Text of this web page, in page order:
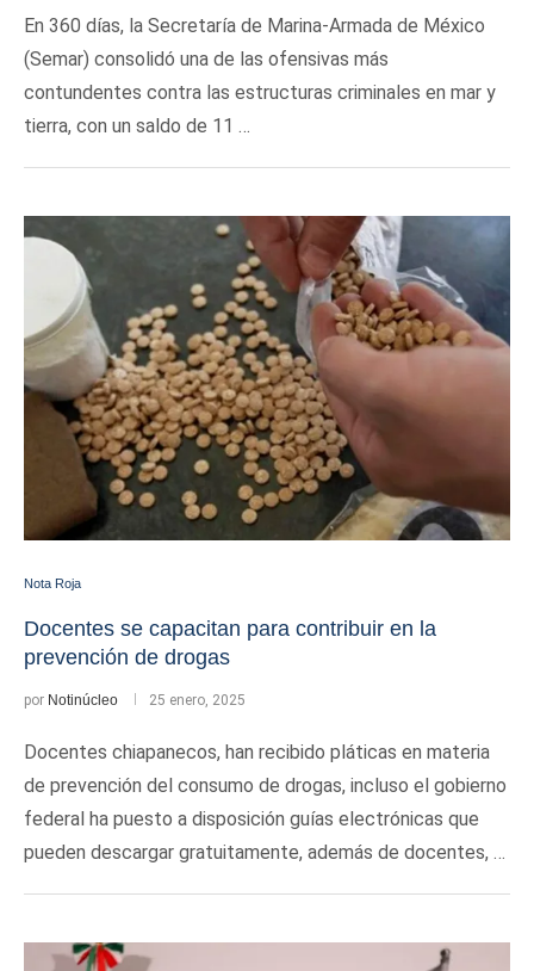
En 360 días, la Secretaría de Marina-Armada de México
(Semar) consolidó una de las ofensivas más
contundentes contra las estructuras criminales en mar y
tierra, con un saldo de 11 …
Nota Roja
Docentes se capacitan para contribuir en la
prevención de drogas
por Notinúcleo 25 enero, 2025
Docentes chiapanecos, han recibido pláticas en materia
de prevención del consumo de drogas, incluso el gobierno
federal ha puesto a disposición guías electrónicas que
pueden descargar gratuitamente, además de docentes, …